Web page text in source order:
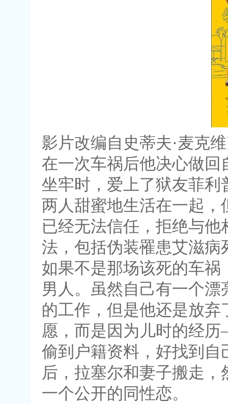
影片改编自史蒂夫·麦克
在一次车祸后他决心做
坐牢时，爱上了狱友菲利
两人甜蜜地生活在一起
已经无法信任，拒绝与
法，包括伪装罹患艾滋病
如果不是那场该死的车祸
男人。虽然自己有一个
的工作，但是他还是放
愿，而是因为儿时的经
偷到户籍资料，好找到
后，拉塞尔和妻子搬走
一个公开的同性恋。